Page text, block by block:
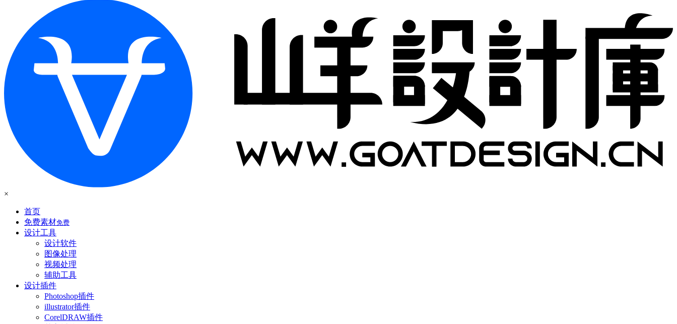
×
首页
免费素材免费
设计工具
设计软件
图像处理
视频处理
辅助工具
设计插件
Photoshop插件
illustrator插件
CorelDRAW插件